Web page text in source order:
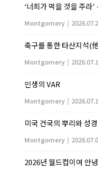
‘너희가 먹을 것을 주라'
Montgomery |
축구를 통한 타산지석(
Montgomery |
인생의 VAR
Montgomery |
미국 건국의 뿌리와 성경
Montgomery |
2026년 월드컵이여 안